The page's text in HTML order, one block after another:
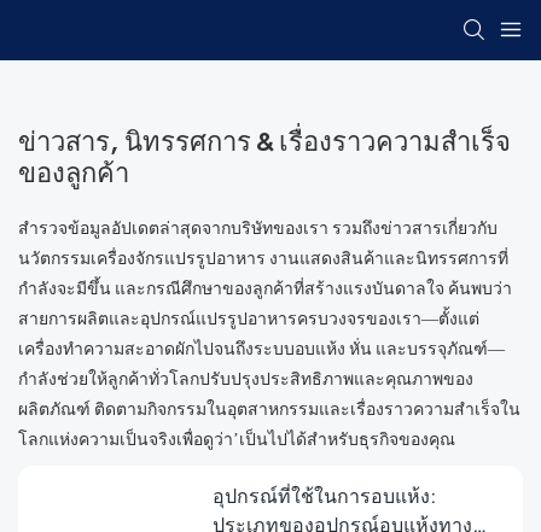
ข่าวสาร, นิทรรศการ & เรื่องราวความสำเร็จ
ของลูกค้า
สำรวจข้อมูลอัปเดตล่าสุดจากบริษัทของเรา รวมถึงข่าวสารเกี่ยวกับ
นวัตกรรมเครื่องจักรแปรรูปอาหาร งานแสดงสินค้าและนิทรรศการที่
กำลังจะมีขึ้น และกรณีศึกษาของลูกค้าที่สร้างแรงบันดาลใจ ค้นพบว่า
สายการผลิตและอุปกรณ์แปรรูปอาหารครบวงจรของเรา—ตั้งแต่
เครื่องทำความสะอาดผักไปจนถึงระบบอบแห้ง หั่น และบรรจุภัณฑ์—
กำลังช่วยให้ลูกค้าทั่วโลกปรับปรุงประสิทธิภาพและคุณภาพของ
ผลิตภัณฑ์ ติดตามกิจกรรมในอุตสาหกรรมและเรื่องราวความสำเร็จใน
โลกแห่งความเป็นจริงเพื่อดูว่า’เป็นไปได้สำหรับธุรกิจของคุณ
อุปกรณ์ที่ใช้ในการอบแห้ง:
ประเภทของอุปกรณ์อบแห้งทาง